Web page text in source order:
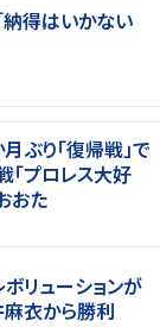
得はいかない
ぶり「復帰戦」で
「プロレス大好
おた
ボリューションが
衣から勝利